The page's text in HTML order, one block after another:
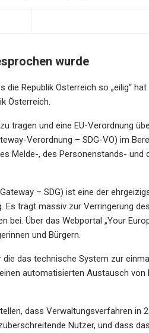
wurde
Republik Österreich so „eilig“
Österreich.
tragen und eine EU-Verordnung
Verordnung – SDG-VO) im
Melde-, des Personenstands- und
– SDG) ist eine der
Es trägt massiv zur Verringerung
bei. Über das Webportal „Your
und Bürgern.
das technische System zur
automatisierten Austausch
dass Verwaltungsverfahren in
Nutzer, und dass